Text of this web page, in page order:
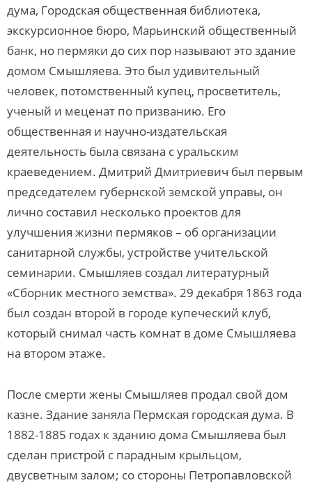
дума, Городская общественная библиотека,
экскурсионное бюро, Марьинский общественный
банк, но пермяки до сих пор называют это здание
домом Смышляева. Это был удивительный
человек, потомственный купец, просветитель,
ученый и меценат по призванию. Его
общественная и научно-издательская
деятельность была связана с уральским
краеведением. Дмитрий Дмитриевич был первым
председателем губернской земской управы, он
лично составил несколько проектов для
улучшения жизни пермяков – об организации
санитарной службы, устройстве учительской
семинарии. Смышляев создал литературный
«Сборник местного земства». 29 декабря 1863 года
был создан второй в городе купеческий клуб,
который снимал часть комнат в доме Смышляева
на втором этаже.
После смерти жены Смышляев продал свой дом
казне. Здание заняла Пермская городская дума. В
1882-1885 годах к зданию дома Смышляева был
сделан пристрой с парадным крыльцом,
двусветным залом; со стороны Петропавловской